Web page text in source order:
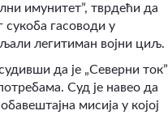
имунитет”, тврдећи да
сукоба гасоводи у
легитиман војни циљ.
да је „Северни ток”
Суд је навео да
мисија у којој